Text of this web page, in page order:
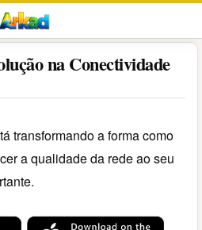
na Conectividade
transformando a forma como
a qualidade da rede ao seu